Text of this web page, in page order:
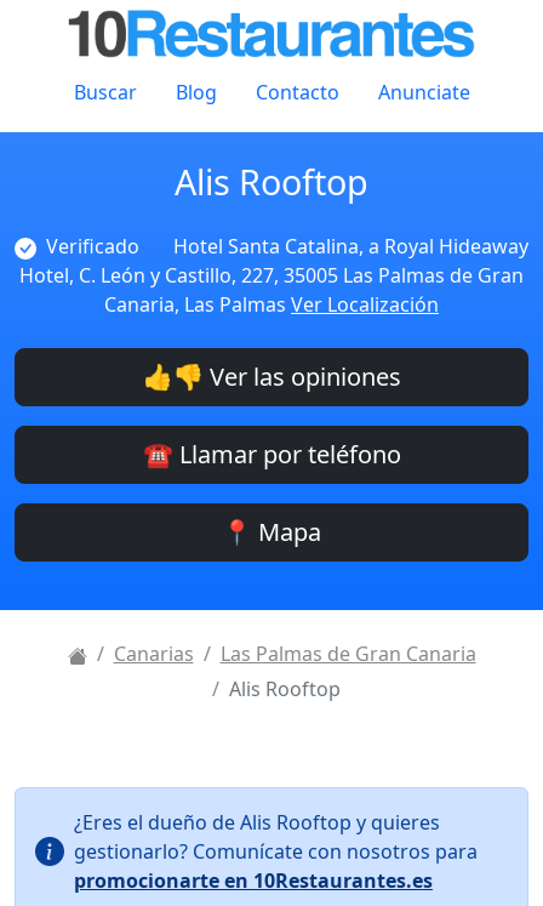
Buscar Blog Contacto Anunciate
Alis Rooftop
Verificado
Hotel Santa Catalina, a Royal Hideaway
Hotel, C. León y Castillo, 227, 35005 Las Palmas de Gran
Canaria, Las Palmas Ver Localización
👍👎 Ver las opiniones
☎️ Llamar por teléfono
📍 Mapa
Canarias
Las Palmas de Gran Canaria
Alis Rooftop
¿Eres el dueño de Alis Rooftop y quieres
gestionarlo? Comunícate con nosotros para
promocionarte en 10Restaurantes.es